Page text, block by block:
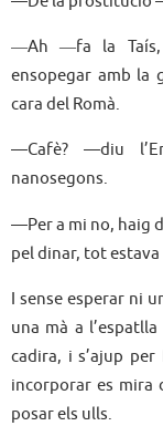
―Ah ―fa la Taís,
ensopegar amb la
cara del Romà.
—Cafè? —diu
nanosegons.
—Per a mi no, haig
pel dinar, tot
I sense esperar ni
una mà a
cadira, i s’ajup
incorporar es mira
posar els ulls.